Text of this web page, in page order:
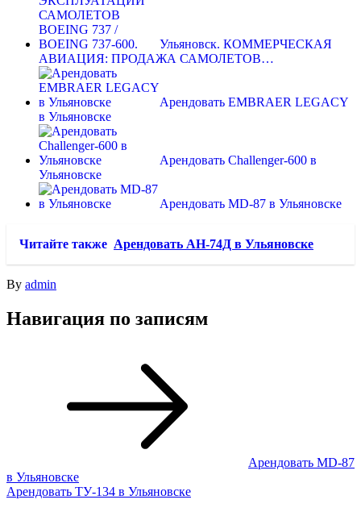
Ульяновск. КОММЕРЧЕСКАЯ
АВИАЦИЯ: ПРОДАЖА САМОЛЕТОВ…
Арендовать EMBRAER LEGACY
в Ульяновске
Арендовать Challenger-600 в
Ульяновске
Арендовать MD-87 в Ульяновске
Читайте также Арендовать АН-74Д в Ульяновске
By admin
Навигация по записям
Арендовать MD-87
в Ульяновске
Арендовать ТУ-134 в Ульяновске